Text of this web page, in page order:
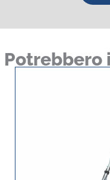
Potrebbero